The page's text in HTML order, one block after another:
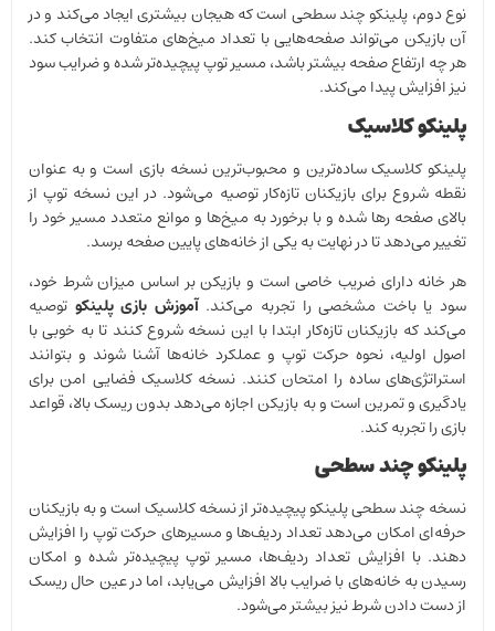
نوع دوم، پلینکو چند سطحی است که هیجان بیشتری ایجاد می‌کند و در
آن بازیکن می‌تواند صفحه‌هایی با تعداد میخ‌های متفاوت انتخاب کند.
هر چه ارتفاع صفحه بیشتر باشد، مسیر توپ پیچیده‌تر شده و ضرایب سود
نیز افزایش پیدا می‌کند.
پلینکو کلاسیک
پلینکو کلاسیک ساده‌ترین و محبوب‌ترین نسخه بازی است و به عنوان
نقطه شروع برای بازیکنان تازه‌کار توصیه می‌شود. در این نسخه توپ از
بالای صفحه رها شده و با برخورد به میخ‌ها و موانع متعدد مسیر خود را
تغییر می‌دهد تا در نهایت به یکی از خانه‌های پایین صفحه برسد.
هر خانه دارای ضریب خاصی است و بازیکن بر اساس میزان شرط خود،
سود یا باخت مشخصی را تجربه می‌کند.آموزش بازی پلینکو توصیه
می‌کند که بازیکنان تازه‌کار ابتدا با این نسخه شروع کنند تا به خوبی با
اصول اولیه، نحوه حرکت توپ و عملکرد خانه‌ها آشنا شوند و بتوانند
استراتژی‌های ساده را امتحان کنند. نسخه کلاسیک فضایی امن برای
یادگیری و تمرین است و به بازیکن اجازه می‌دهد بدون ریسک بالا، قواعد
بازی را تجربه کند.
پلینکو چند سطحی
نسخه چند سطحی پلینکو پیچیده‌تر از نسخه کلاسیک است و به بازیکنان
حرفه‌ای امکان می‌دهد تعداد ردیف‌ها و مسیرهای حرکت توپ را افزایش
دهند. با افزایش تعداد ردیف‌ها، مسیر توپ پیچیده‌تر شده و امکان
رسیدن به خانه‌های با ضرایب بالا افزایش می‌یابد، اما در عین حال ریسک
از دست دادن شرط نیز بیشتر می‌شود.